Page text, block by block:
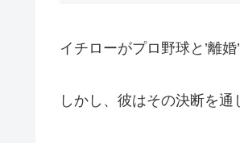
イチローがプロ野球と’離
しかし、彼はその決断を通